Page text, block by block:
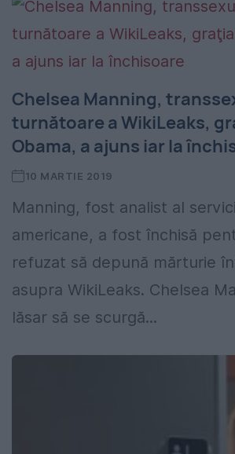
Chelsea Manning,
turnătoare a WikiLeaks,
Obama, a ajuns iar la
10 MARTIE 2019
Manning, fost analist al
americane, a fost închisă
refuzat să depună mărturie
asupra WikiLeaks. Chelsea
lăsar să se scurgă...